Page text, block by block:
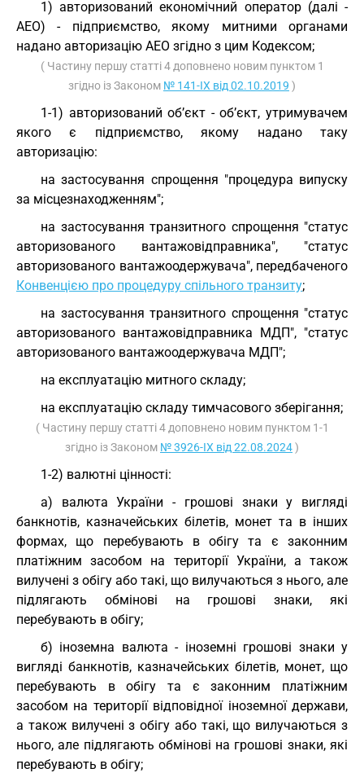
1) авторизований економічний оператор (далі -
АЕО) - підприємство, якому митними органами
надано авторизацію АЕО згідно з цим Кодексом;
( Частину першу статті 4 доповнено новим пунктом 1
згідно із Законом № 141-IX від 02.10.2019 )
1-1) авторизований об’єкт - об’єкт, утримувачем
якого є підприємство, якому надано таку
авторизацію:
на застосування спрощення "процедура випуску
за місцезнаходженням";
на застосування транзитного спрощення "статус
авторизованого вантажовідправника", "статус
авторизованого вантажоодержувача", передбаченого
Конвенцією про процедуру спільного транзиту;
на застосування транзитного спрощення "статус
авторизованого вантажовідправника МДП", "статус
авторизованого вантажоодержувача МДП";
на експлуатацію митного складу;
на експлуатацію складу тимчасового зберігання;
( Частину першу статті 4 доповнено новим пунктом 1-1
згідно із Законом № 3926-IX від 22.08.2024)
1-2) валютні цінності:
а) валюта України - грошові знаки у вигляді
банкнотів, казначейських білетів, монет та в інших
формах, що перебувають в обігу та є законним
платіжним засобом на території України, а також
вилучені з обігу або такі, що вилучаються з нього, але
підлягають обмінові на грошові знаки, які
перебувають в обігу;
б) іноземна валюта - іноземні грошові знаки у
вигляді банкнотів, казначейських білетів, монет, що
перебувають в обігу та є законним платіжним
засобом на території відповідної іноземної держави,
а також вилучені з обігу або такі, що вилучаються з
нього, але підлягають обмінові на грошові знаки, які
перебувають в обігу;